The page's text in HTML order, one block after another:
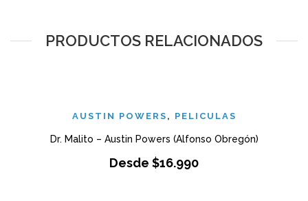
PRODUCTOS RELACIONADOS
AUSTIN POWERS , PELICULAS
Dr. Malito – Austin Powers (Alfonso Obregón)
Desde $16.990